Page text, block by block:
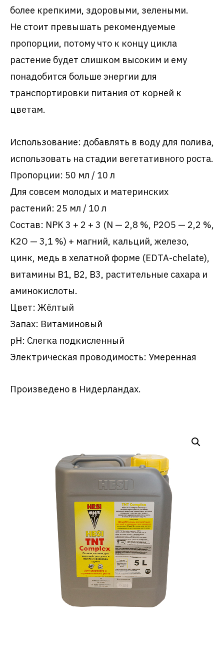
более крепкими, здоровыми, зелеными.
Не стоит превышать рекомендуемые
пропорции, потому что к концу цикла
растение будет слишком высоким и ему
понадобится больше энергии для
транспортировки питания от корней к
цветам.
Использование: добавлять в воду для полива,
использовать на стадии вегетативного роста.
Пропорции: 50 мл / 10 л
Для совсем молодых и материнских
растений: 25 мл / 10 л
Состав: NPK 3 + 2 + 3 (N — 2,8 %, P2O5 — 2,2 %,
K2O — 3,1 %) + магний, кальций, железо,
цинк, медь в хелатной форме (EDTA-chelate),
витамины B1, B2, B3, растительные сахара и
аминокислоты.
Цвет: Жёлтый
Запах: Витаминовый
pH: Слегка подкисленный
Электрическая проводимость: Умеренная
Произведено в Нидерландах.